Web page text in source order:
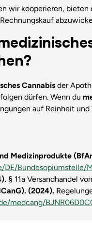
wir kooperieren,
Cannabisder
dürfen. Wenn du
auf Reinheit
Medizinprodukte
Bundesopiumstelle/
§ 11a Versandhandel
(2024).
medcang/